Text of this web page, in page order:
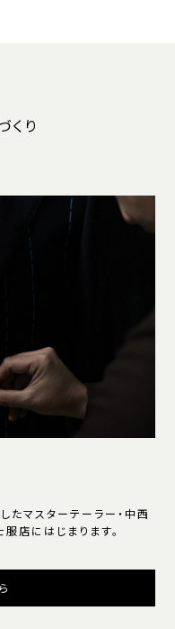
くり
マスターテーラー・中西
店にはじまります。